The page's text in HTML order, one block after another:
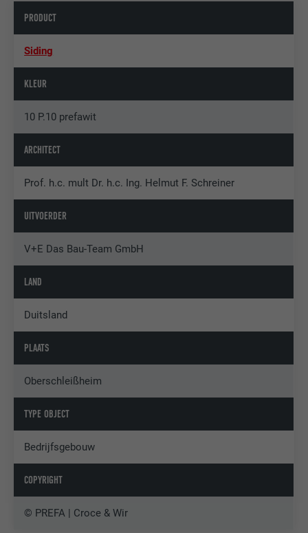
PRODUCT
Siding
KLEUR
10 P.10 prefawit
ARCHITECT
Prof. h.c. mult Dr. h.c. Ing. Helmut F. Schreiner
UITVOERDER
V+E Das Bau-Team GmbH
LAND
Duitsland
PLAATS
Oberschleißheim
TYPE OBJECT
Bedrijfsgebouw
COPYRIGHT
© PREFA | Croce & Wir